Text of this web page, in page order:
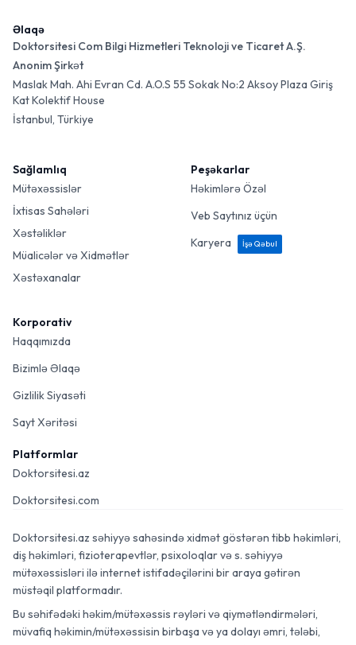
Əlaqə
Doktorsitesi Com Bilgi Hizmetleri Teknoloji ve Ticaret A.Ş.
Anonim Şirkət
Maslak Mah. Ahi Evran Cd. A.O.S 55 Sokak No:2 Aksoy Plaza Giriş
Kat Kolektif House
İstanbul, Türkiye
Sağlamlıq
Mütəxəssislər
İxtisas Sahələri
Xəstəliklər
Müalicələr və Xidmətlər
Xəstəxanalar
Peşəkarlar
Həkimlərə Özəl
Veb Saytınız üçün
Karyera
İşə Qəbul
Korporativ
Haqqımızda
Bizimlə Əlaqə
Gizlilik Siyasəti
Sayt Xəritəsi
Platformlar
Doktorsitesi.az
Doktorsitesi.com
Doktorsitesi.az səhiyyə sahəsində xidmət göstərən tibb həkimləri,
diş həkimləri, fizioterapevtlər, psixoloqlar və s. səhiyyə
mütəxəssisləri ilə internet istifadəçilərini bir araya gətirən
müstəqil platformadır.
Bu səhifədəki həkim/mütəxəssis rəyləri və qiymətləndirmələri,
müvafiq həkimin/mütəxəssisin birbaşa və ya dolayı əmri, tələbi,